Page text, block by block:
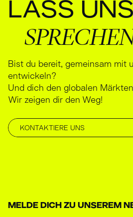
LASS UNS
Bist du bereit, gemeinsam mit
entwickeln?
Und dich den globalen
Wir zeigen dir den Weg!
KONTAKTIERE UNS
MELDE DICH ZU UNSEREM